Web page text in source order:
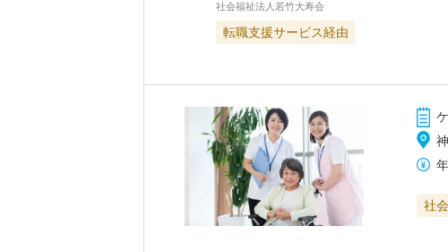
社会福祉法人若竹大寿会
転職支援サービス経由
社